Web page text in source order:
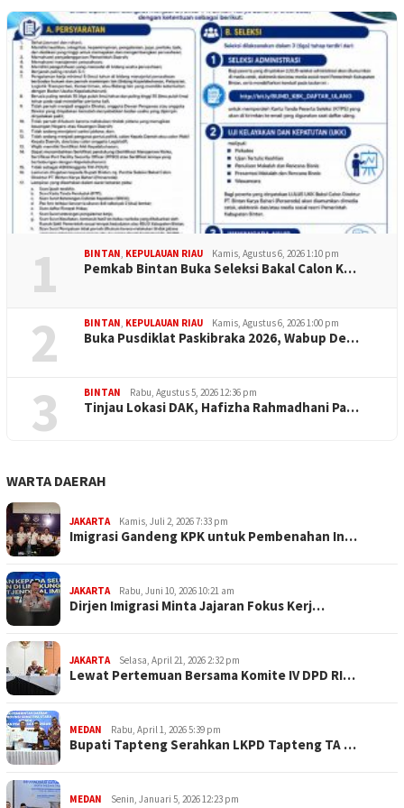
1 BINTAN KEPULAUAN RIAU Kamis, Agustus 6, 2026 1:10 pm
Pemkab Bintan Buka Seleksi Bakal Calon K…
2 BINTAN KEPULAUAN RIAU Kamis, Agustus 6, 2026 1:00 pm
Buka Pusdiklat Paskibraka 2026, Wabup De…
3 BINTAN Rabu, Agustus 5, 2026 12:36 pm
Tinjau Lokasi DAK, Hafizha Rahmadhani Pa…
WARTA DAERAH
JAKARTA Kamis, Juli 2, 2026 7:33 pm
Imigrasi Gandeng KPK untuk Pembenahan In…
JAKARTA Rabu, Juni 10, 2026 10:21 am
Dirjen Imigrasi Minta Jajaran Fokus Kerj…
JAKARTA Selasa, April 21, 2026 2:32 pm
Lewat Pertemuan Bersama Komite IV DPD RI…
MEDAN Rabu, April 1, 2026 5:39 pm
Bupati Tapteng Serahkan LKPD Tapteng TA …
MEDAN Senin, Januari 5, 2026 12:23 pm